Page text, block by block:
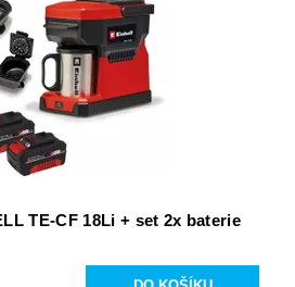
TE-CF 18Li + set 2x baterie